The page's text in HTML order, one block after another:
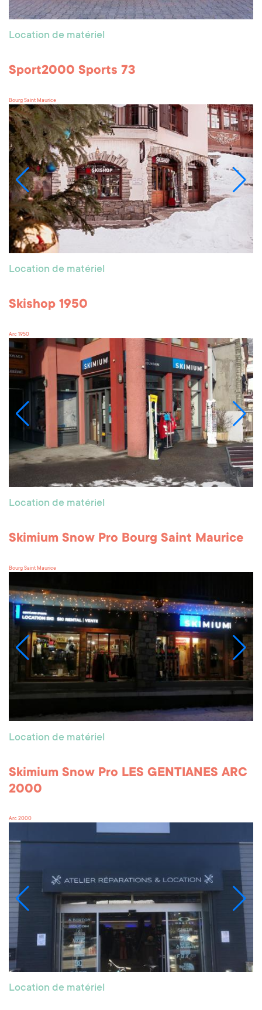
Location de matériel
Sport2000 Sports 73
Bourg Saint Maurice
Location de matériel
Skishop 1950
Arc 1950
Location de matériel
Skimium Snow Pro Bourg Saint Maurice
Bourg Saint Maurice
Location de matériel
Skimium Snow Pro LES GENTIANES ARC
2000
Arc 2000
Location de matériel